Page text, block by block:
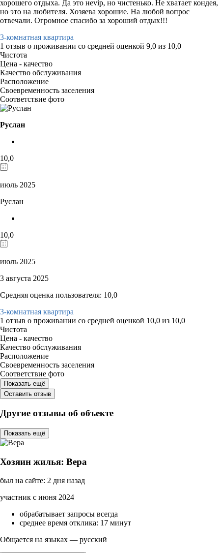
хорошего отдыха. Да это неvip, но чистенько. Не хватает кондея,
но это на любителя. Хозяева хорошие. На любой вопрос
отвечали. Огромное спасибо за хороший отдых!!!
3-комнатная квартира
1 отзыв о проживании со средней оценкой 9,0 из 10,0
Чистота
Цена - качество
Качество обслуживания
Расположение
Своевременность заселения
Соответствие фото
Руслан
10,0
июль 2025
Руслан
10,0
июль 2025
3 августа 2025
Средняя оценка пользователя: 10,0
3-комнатная квартира
1 отзыв о проживании со средней оценкой 10,0 из 10,0
Чистота
Цена - качество
Качество обслуживания
Расположение
Своевременность заселения
Соответствие фото
Показать ещё
Оставить отзыв
Другие отзывы об объекте
Показать ещё
Хозяин жилья: Вера
был на сайте: 2 дня назад
участник с июня 2024
обрабатывает запросы всегда
среднее время отклика: 17 минут
Общается на языках — русский